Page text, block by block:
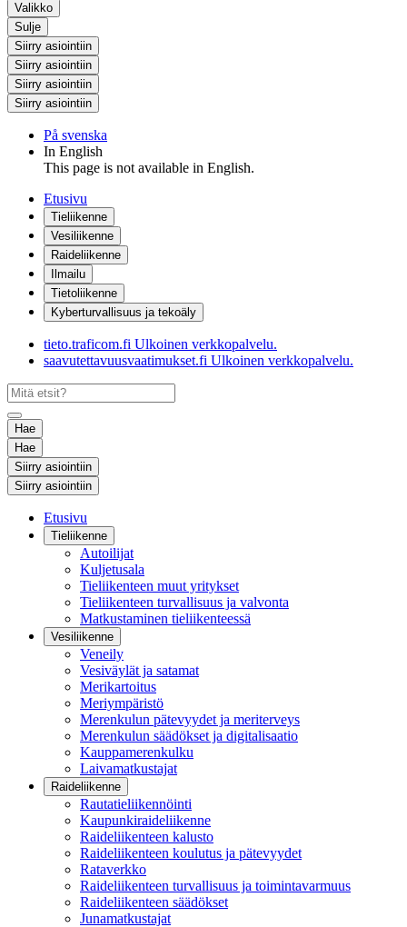
Valikko
Sulje
Siirry asiointiin
Siirry asiointiin
Siirry asiointiin
Siirry asiointiin
På svenska
In English
This page is not available in English.
Etusivu
Tieliikenne
Vesiliikenne
Raideliikenne
Ilmailu
Tietoliikenne
Kyberturvallisuus ja tekoäly
tieto.traficom.fi Ulkoinen verkkopalvelu.
saavutettavuusvaatimukset.fi Ulkoinen verkkopalvelu.
Hae
Hae
Siirry asiointiin
Siirry asiointiin
Etusivu
Tieliikenne
Autoilijat
Kuljetusala
Tieliikenteen muut yritykset
Tieliikenteen turvallisuus ja valvonta
Matkustaminen tieliikenteessä
Vesiliikenne
Veneily
Vesiväylät ja satamat
Merikartoitus
Meriympäristö
Merenkulun pätevyydet ja meriterveys
Merenkulun säädökset ja digitalisaatio
Kauppamerenkulku
Laivamatkustajat
Raideliikenne
Rautatieliikennöinti
Kaupunkiraideliikenne
Raideliikenteen kalusto
Raideliikenteen koulutus ja pätevyydet
Rataverkko
Raideliikenteen turvallisuus ja toimintavarmuus
Raideliikenteen säädökset
Junamatkustajat